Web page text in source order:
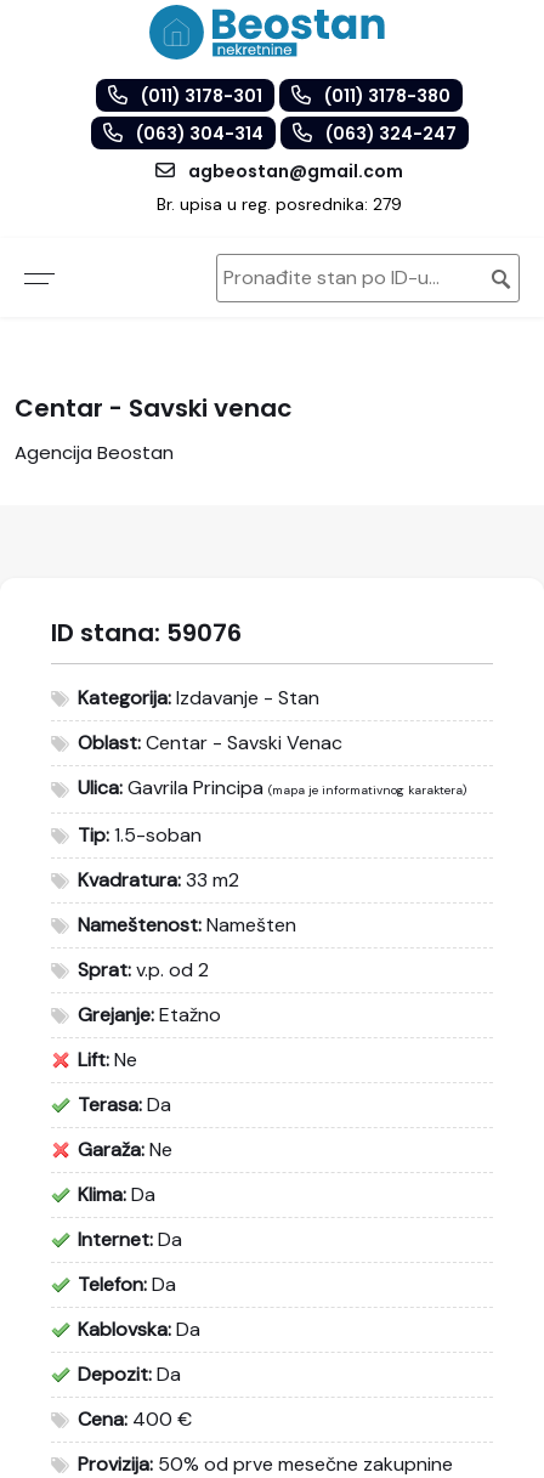
(011) 3178-301
(011) 3178-380
(063) 304-314
(063) 324-247
agbeostan@gmail.com
Br. upisa u reg. posrednika: 279
Centar - Savski venac
Agencija Beostan
ID stana: 59076
Kategorija:Izdavanje - Stan
Oblast:Centar - Savski Venac
Ulica:Gavrila Principa (mapa je informativnog karaktera)
Tip:1.5-soban
Kvadratura:33 m2
Nameštenost:Namešten
Sprat:v.p. od 2
Grejanje:Etažno
Lift:Ne
Terasa:Da
Garaža:Ne
Klima:Da
Internet:Da
Telefon:Da
Kablovska:Da
Depozit:Da
Cena: 400 €
Provizija: 50% od prve mesečne zakupnine